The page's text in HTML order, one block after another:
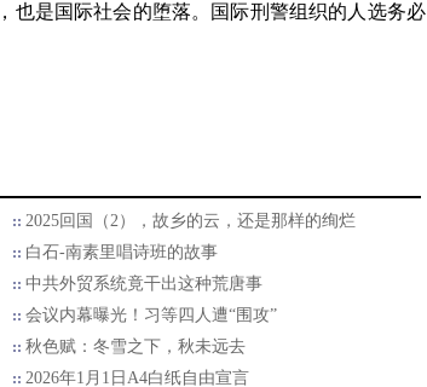
也是国际社会的堕落。国际刑警组织的人选务必
2025回国（2），故乡的云，还是那样的绚烂
白石-南素里唱诗班的故事
中共外贸系统竟干出这种荒唐事
会议内幕曝光！习等四人遭“围攻”
秋色赋：冬雪之下，秋未远去
2026年1月1日A4白纸自由宣言